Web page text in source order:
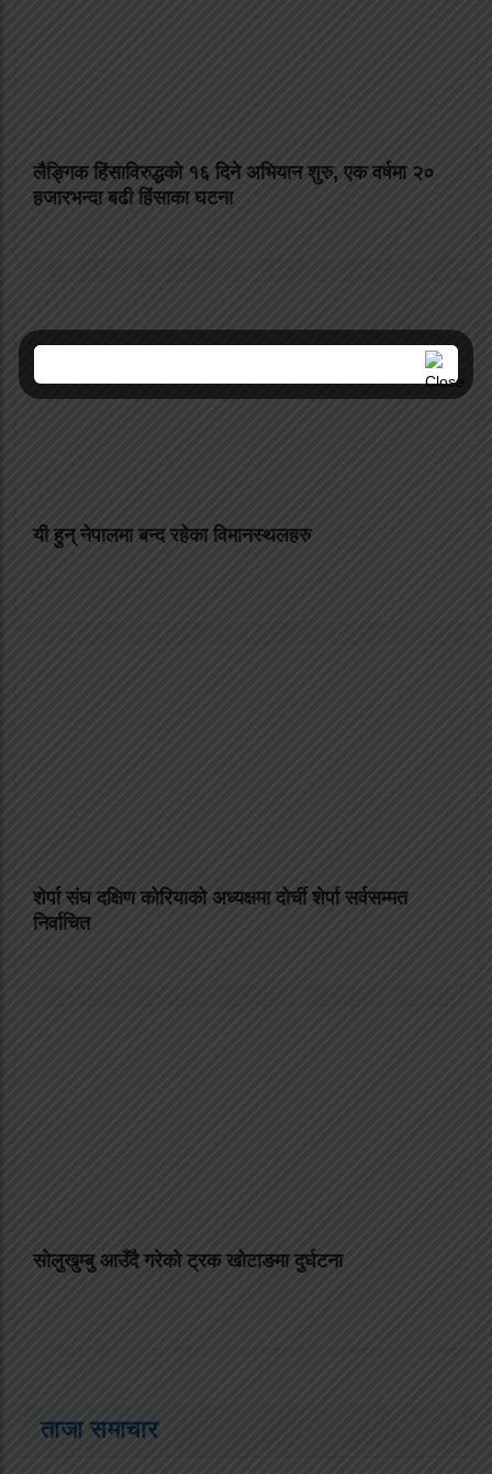
लैङ्गिक हिंसाविरुद्धको १६ दिने अभियान शुरु, एक वर्षमा २०
हजारभन्दा बढी हिंसाका घटना
यी हुन् नेपालमा बन्द रहेका विमानस्थलहरु
शेर्पा संघ दक्षिण कोरियाको अध्यक्षमा दोर्ची शेर्पा सर्वसम्मत
निर्वाचित
सोलुखुम्बु आउँदै गरेको ट्रक खोटाङमा दुर्घटना
ताजा समाचार